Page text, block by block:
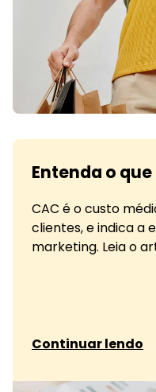
Entenda o que
CAC é o custo
clientes, e indica a
marketing. Leia o
Continuar lendo